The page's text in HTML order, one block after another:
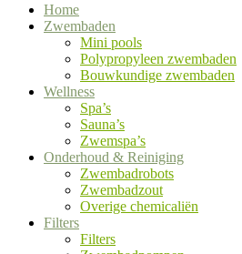
Home
Zwembaden
Mini pools
Polypropyleen zwembaden
Bouwkundige zwembaden
Wellness
Spa’s
Sauna’s
Zwemspa’s
Onderhoud & Reiniging
Zwembadrobots
Zwembadzout
Overige chemicaliën
Filters
Filters